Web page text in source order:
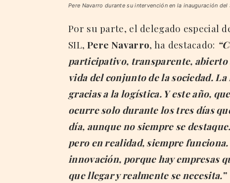
Pere Navarro durante su intervención en la inauguración del
Por su parte, el delegado especial
SIL, Pere Navarro, ha destacado:
participativo, transparente,
vida del conjunto de la sociedad.
gracias a la logística. Y este año,
ocurre solo durante los tres días
día, aunque no siempre se
pero en realidad, siempre
innovación, porque hay empresas
que llegar y realmente se necesita.”